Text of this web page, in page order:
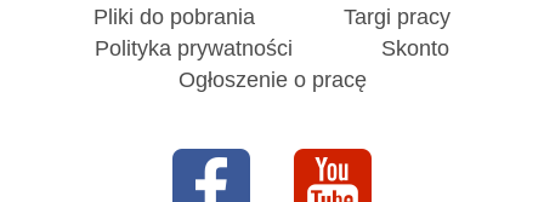
Pliki do pobrania
Targi pracy
Polityka prywatności
Skonto
Ogłoszenie o pracę